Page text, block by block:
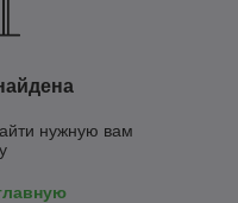
нужную вам